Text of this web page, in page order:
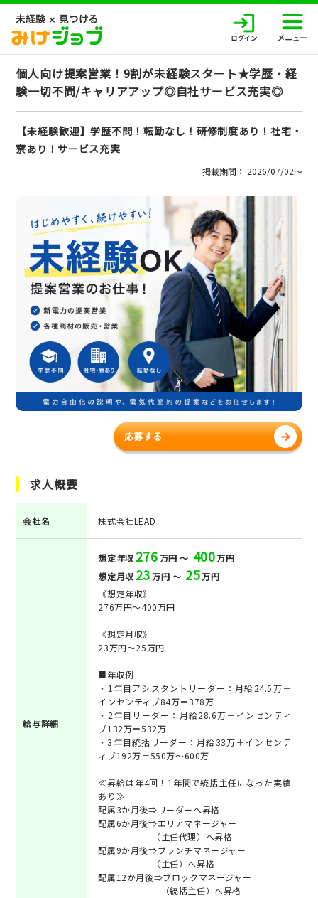
個人向け提案営業！9割が未経験スタート★学歴・経
験一切不問/キャリアアップ◎自社サービス充実◎
【未経験歓迎】学歴不問！転勤なし！研修制度あり！社宅・
寮あり！サービス充実
掲載期間： 2026/07/02〜
応募する
求人概要
会社名 株式会社LEAD
給与詳細
想定年収 276万円 ～ 400万円
想定月収 23万円 ～ 25万円
《想定年収》
276万円～400万円
《想定月収》
23万円～25万円
■年収例
・1年目アシスタントリーダー：月給24.5万＋
インセンティブ84万＝378万
・2年目リーダー：月給28.6万＋インセンティ
ブ132万＝532万
・3年目統括リーダー：月給33万＋インセンテ
ィブ192万＝550万～600万
≪昇給は年4回！1年間で統括主任になった実績
あり≫
配属3か月後⇒リーダーへ昇格
配属6か月後⇒エリアマネージャー
（主任代理）へ昇格
配属9か月後⇒ブランチマネージャー
（主任）へ昇格
配属12か月後⇒ブロックマネージャー
（統括主任）へ昇格